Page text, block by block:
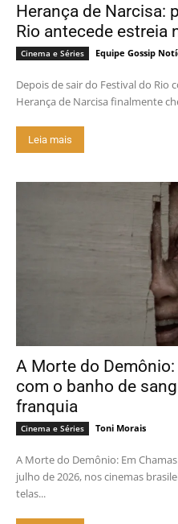
Herança de Narcisa:
Rio antecede estreia
Cinema e Séries Equipe Gossip
Depois de sair do Festival do
Herança de Narcisa finalmente
Leia mais
A Morte do
com o banho de
franquia
Cinema e Séries Toni Morais
A Morte do Demônio: Em
julho de 2026, nos cinemas
telas...